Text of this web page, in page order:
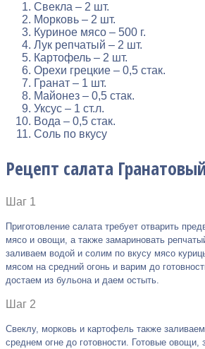
Свекла – 2 шт.
Морковь – 2 шт.
Куриное мясо – 500 г.
Лук репчатый – 2 шт.
Картофель – 2 шт.
Орехи грецкие – 0,5 стак.
Гранат – 1 шт.
Майонез – 0,5 стак.
Уксус – 1 ст.л.
Вода – 0,5 стак.
Соль по вкусу
Рецепт салата
Шаг 1
Приготовление салата требует отварить
мясо и овощи, а также замариновать
заливаем водой и солим по вкусу мясо
мясом на средний огонь и варим до
достаем из бульона и даем остыть.
Шаг 2
Свеклу, морковь и картофель также
среднем огне до готовности. Готовые овощи,